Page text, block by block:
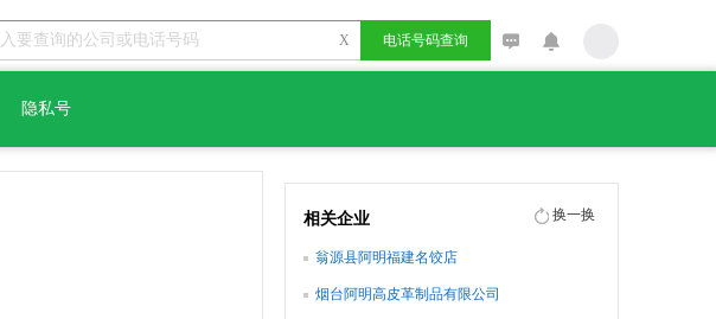
X 电话号码查询
隐私号
相关企业 换一换
翁源县阿明福建名饺店
烟台阿明高皮革制品有限公司